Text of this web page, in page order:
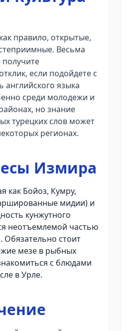
правило, открытые,
Весьма
если подойдете с
английского языка
среди молодежи и
но знание
турецких слов может
регионах.
Измира
как Бойоз, Кумру,
мидии) и
кунжутного
неотъемлемой частью
Обязательно стоит
мезе в рыбных
с блюдами
в Урле.